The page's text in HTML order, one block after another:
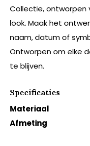
Collectie, ontworpen
look. Maak het
naam, datum of
Ontworpen om elke
te blijven.
Specificaties
Materiaal
Afmeting